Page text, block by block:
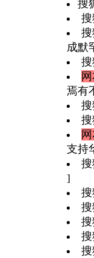
搜
成默
焉有
支持
]